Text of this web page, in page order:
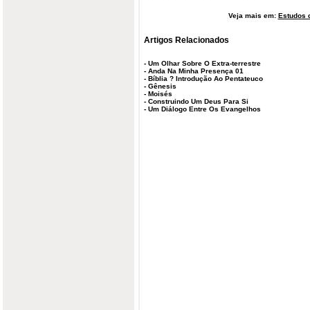
Veja mais em: Estudos
Artigos Relacionados
- Um Olhar Sobre O Extra-terrestre
- Anda Na Minha Presença 01
- Bíblia ? Introdução Ao Pentateuco
- Gênesis
- Moisés
- Construindo Um Deus Para Si
- Um Diálogo Entre Os Evangelhos